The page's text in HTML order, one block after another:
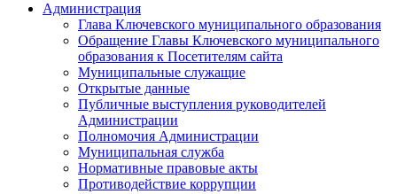
Администрация
Глава Ключевского муниципального образования
Обращение Главы Ключевского муниципального
образования к Посетителям сайта
Муниципальные служащие
Открытые данные
Публичные выступления руководителей
Администрации
Полномочия Администрации
Муниципальная служба
Нормативные правовые акты
Противодействие коррупции